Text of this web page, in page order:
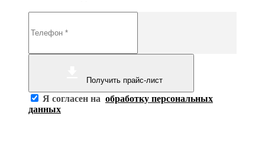
Получить прайс-лист
Я согласен на обработку персональных
данных